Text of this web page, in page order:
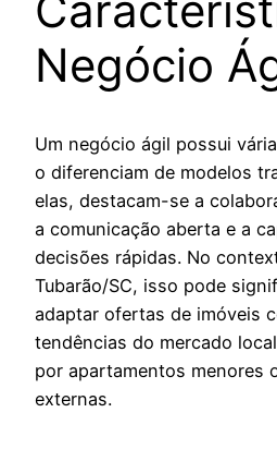
Negócio
Um negócio ágil possui
o diferenciam de modelos
elas, destacam-se a
a comunicação aberta e a
decisões rápidas. No
Tubarão/SC, isso pode
adaptar ofertas de imóveis
tendências do mercado
por apartamentos menores
externas.